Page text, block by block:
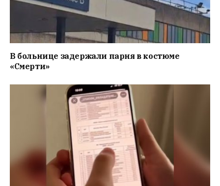
В больнице задержали парня в костюме
«Смерти»